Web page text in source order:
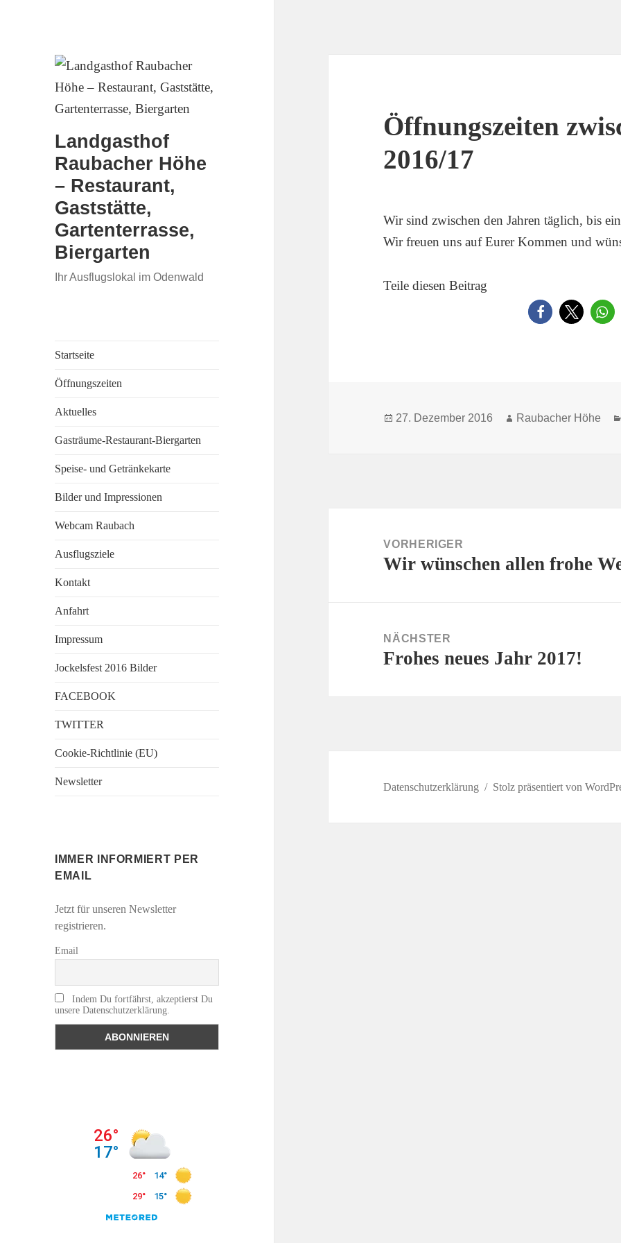
Landgasthof
Raubacher Höhe
– Restaurant,
Gaststätte,
Gartenterrasse,
Biergarten
Ihr Ausflugslokal im Odenwald
Startseite
Öffnungszeiten
Aktuelles
Gasträume-Restaurant-Biergarten
Speise- und Getränkekarte
Bilder und Impressionen
Webcam Raubach
Ausflugsziele
Kontakt
Anfahrt
Impressum
Jockelsfest 2016 Bilder
FACEBOOK
TWITTER
Cookie-Richtlinie (EU)
Newsletter
IMMER INFORMIERT PER
EMAIL
Jetzt für unseren Newsletter
registrieren.
Email
Indem Du fortfährst, akzeptierst Du
unsere Datenschutzerklärung.
Öffnungszeiten
2016/17
Wir sind zwischen den Jahren täglich, bis
Wir freuen uns auf Eurer Kommen und
Teile diesen Beitrag
Veröffentlicht
27. Dezember 2016 Autor
Raubacher Höhe
VORHERIGER
Vorheriger
Wir wünschen allen frohe
NÄCHSTER
Nächster
Frohes neues Jahr 2017!
Datenschutzerklärung Stolz präsentiert von